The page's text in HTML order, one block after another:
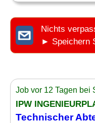
Nichts
► Speichern
Job vor 12 Tagen bei
IPW
Technischer